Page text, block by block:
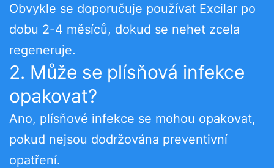
Obvykle se doporučuje používat Excilar po
dobu 2-4 měsíců, dokud se nehet zcela
regeneruje.
2. Může se plísňová infekce
opakovat?
Ano, plísňové infekce se mohou opakovat,
pokud nejsou dodržována preventivní
opatření.